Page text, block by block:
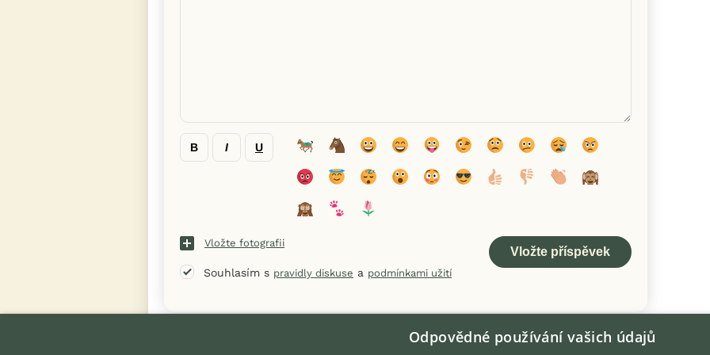
B I U
Vložte fotografii
Souhlasím s pravidly diskuse a podmínkami užití
Odpovědné používání vašich údajů